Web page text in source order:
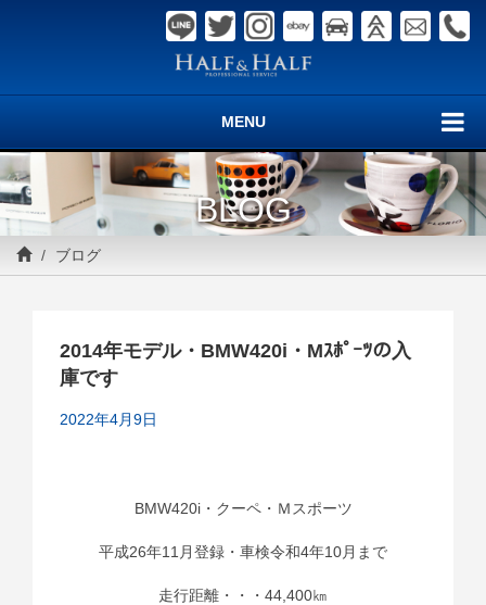
MENU
BLOG
ブログ
2014年モデル・BMW420i・Mｽﾎﾟｰﾂの入
庫です
2022年4月9日
BMW420i・クーペ・Ｍスポーツ
平成26年11月登録・車検令和4年10月まで
走行距離・・・44,400㎞